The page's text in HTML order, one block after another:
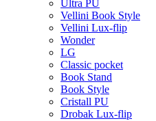
Ultra PU
Vellini Book Style
Vellini Lux-flip
Wonder
LG
Classic pocket
Book Stand
Book Style
Cristall PU
Drobak Lux-flip